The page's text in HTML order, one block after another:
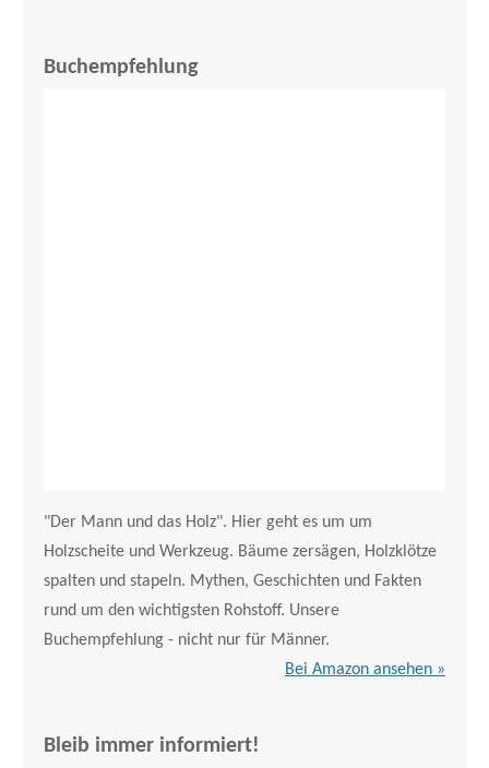
Buchempfehlung
"Der Mann und das Holz". Hier geht es um um
Holzscheite und Werkzeug. Bäume zersägen, Holzklötze
spalten und stapeln. Mythen, Geschichten und Fakten
rund um den wichtigsten Rohstoff. Unsere
Buchempfehlung - nicht nur für Männer.
Bei Amazon ansehen »
Bleib immer informiert!